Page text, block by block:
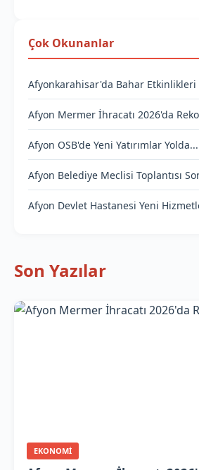
Çok Okunanlar
Afyonkarahisar'da Bahar Etkinlikleri
Afyon Mermer İhracatı 2026'da
Afyon OSB'de Yeni Yatırımlar Yolda...
Afyon Belediye Meclisi Toplantısı
Afyon Devlet Hastanesi Yeni
Son Yazılar
EKONOMI